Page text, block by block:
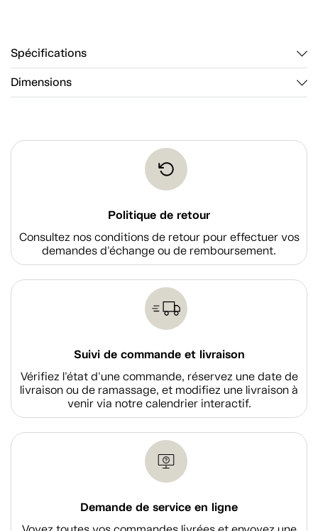
Spécifications
Dimensions
Politique de retour
Consultez nos conditions de retour pour effectuer vos
demandes d'échange ou de remboursement.
Suivi de commande et livraison
Vérifiez l'état d'une commande, réservez une date de
livraison ou de ramassage, et modifiez une livraison à
venir via notre calendrier interactif.
Demande de service en ligne